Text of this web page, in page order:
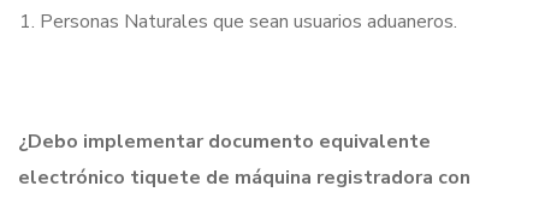
Personas Naturales que sean usuarios aduaneros.
¿Debo implementar documento equivalente
electrónico tiquete de máquina registradora con